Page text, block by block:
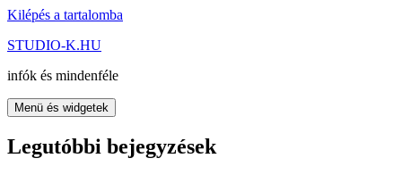
Kilépés a tartalomba
STUDIO-K.HU
infók és mindenféle
Menü és widgetek
Legutóbbi bejegyzések